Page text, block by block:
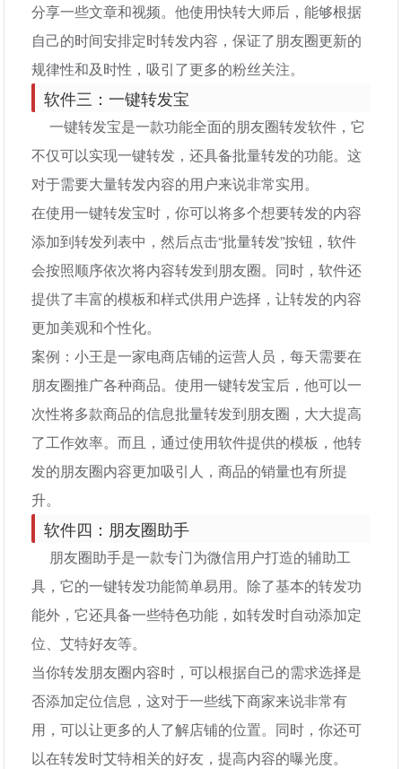
分享一些文章和视频。他使用快转大师后，能够根据
自己的时间安排定时转发内容，保证了朋友圈更新的
规律性和及时性，吸引了更多的粉丝关注。
软件三：一键转发宝
一键转发宝是一款功能全面的朋友圈转发软件，它
不仅可以实现一键转发，还具备批量转发的功能。这
对于需要大量转发内容的用户来说非常实用。
在使用一键转发宝时，你可以将多个想要转发的内容
添加到转发列表中，然后点击“批量转发”按钮，软件
会按照顺序依次将内容转发到朋友圈。同时，软件还
提供了丰富的模板和样式供用户选择，让转发的内容
更加美观和个性化。
案例：小王是一家电商店铺的运营人员，每天需要在
朋友圈推广各种商品。使用一键转发宝后，他可以一
次性将多款商品的信息批量转发到朋友圈，大大提高
了工作效率。而且，通过使用软件提供的模板，他转
发的朋友圈内容更加吸引人，商品的销量也有所提
升。
软件四：朋友圈助手
朋友圈助手是一款专门为微信用户打造的辅助工
具，它的一键转发功能简单易用。除了基本的转发功
能外，它还具备一些特色功能，如转发时自动添加定
位、艾特好友等。
当你转发朋友圈内容时，可以根据自己的需求选择是
否添加定位信息，这对于一些线下商家来说非常有
用，可以让更多的人了解店铺的位置。同时，你还可
以在转发时艾特相关的好友，提高内容的曝光度。